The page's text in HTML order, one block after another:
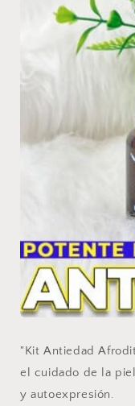
"Kit Antiedad
el cuidado de la
y autoexpresión.